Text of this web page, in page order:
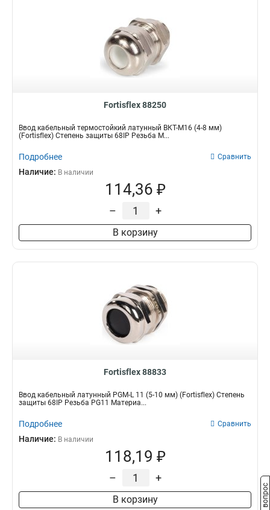
Fortisflex 88250
Ввод кабельный термостойкий латунный ВКТ-М16 (4-8 мм)
(Fortisflex) Степень защиты 68IP Резьба M...
Подробнее Сравнить
Наличие: В наличии
114,36 ₽
– +
В корзину
Fortisflex 88833
Ввод кабельный латунный PGM-L 11 (5-10 мм) (Fortisflex) Степень
защиты 68IP Резьба PG11 Материа...
Подробнее Сравнить
Наличие: В наличии
118,19 ₽
– +
В корзину